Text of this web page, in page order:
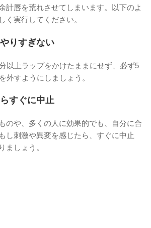
計唇を荒れさせてしまいます。以下のよ
く実行してください。
りすぎない
以上ラップをかけたままにせず、必ず5
外すようにしましょう。
すぐに中止
のや、多くの人に効果的でも、自分に合
し刺激や異変を感じたら、すぐに中止
ましょう。